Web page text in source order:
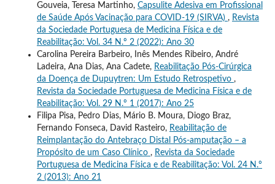
Gouveia, Teresa Martinho, Capsulite Adesiva em Profissional
de Saúde Após Vacinação para COVID-19 (SIRVA) , Revista
da Sociedade Portuguesa de Medicina Física e de
Reabilitação: Vol. 34 N.º 2 (2022): Ano 30
Carolina Pereira Barbeiro, Inês Mendes Ribeiro, André
Ladeira, Ana Dias, Ana Cadete, Reabilitação Pós-Cirúrgica
da Doença de Dupuytren: Um Estudo Retrospetivo ,
Revista da Sociedade Portuguesa de Medicina Física e de
Reabilitação: Vol. 29 N.º 1 (2017): Ano 25
Filipa Pisa, Pedro Dias, Mário B. Moura, Diogo Braz,
Fernando Fonseca, David Rasteiro, Reabilitação de
Reimplantação do Antebraço Distal Pós-amputação – a
Propósito de um Caso Clínico , Revista da Sociedade
Portuguesa de Medicina Física e de Reabilitação: Vol. 24 N.º
2 (2013): Ano 21